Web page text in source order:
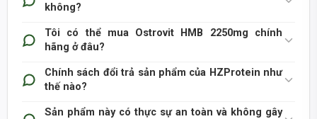
không?
Tôi có thể mua Ostrovit HMB 2250mg chính
hãng ở đâu?
Chính sách đổi trả sản phẩm của HZProtein như
thế nào?
Sản phẩm này có thực sự an toàn và không gây